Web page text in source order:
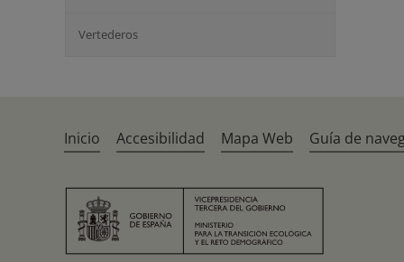
Vertederos
Inicio Accesibilidad Mapa Web Guía de